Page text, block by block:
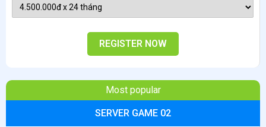
REGISTER NOW
Most popular
SERVER GAME 02